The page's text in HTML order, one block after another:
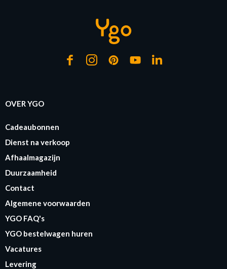
OVER YGO
Cadeaubonnen
Dienst na verkoop
Afhaalmagazijn
Duurzaamheid
Contact
Algemene voorwaarden
YGO FAQ's
YGO bestelwagen huren
Vacatures
Levering